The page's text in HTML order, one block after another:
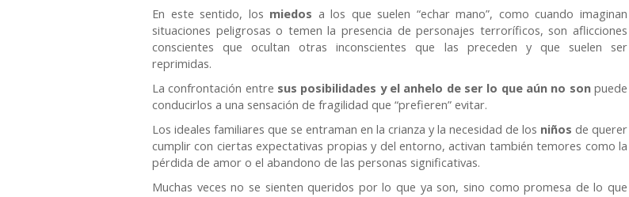
En este sentido, los miedos a los que suelen “echar mano”, como cuando imaginan
situaciones peligrosas o temen la presencia de personajes terroríficos, son aflicciones
conscientes que ocultan otras inconscientes que las preceden y que suelen ser
reprimidas.
La confrontación entre sus posibilidades y el anhelo de ser lo que aún no sonpuede
conducirlos a una sensación de fragilidad que “prefieren” evitar.
Los ideales familiares que se entraman en la crianza y la necesidad de los niños de querer
cumplir con ciertas expectativas propias y del entorno, activan también temores como la
pérdida de amor o el abandono de las personas significativas.
Muchas veces no se sienten queridos por lo que ya son, sino como promesa de lo que